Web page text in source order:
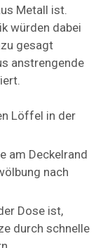
Metall ist.
würden dabei
gesagt
anstrengende
Löffel in der
am Deckelrand
nach
Dose ist,
durch schnelle